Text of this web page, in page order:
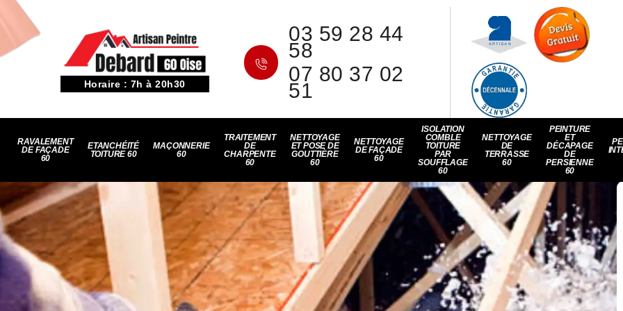
Horaire : 7h à 20h30
03 59 28 44
58
07 80 37 02
51
RAVALEMENT
DE FAÇADE
60
ETANCHÉITÉ
TOITURE 60
MAÇONNERIE
60
TRAITEMENT
DE
CHARPENTE
60
NETTOYAGE
ET POSE DE
GOUTTIÈRE
60
NETTOYAGE
DE FAÇADE
60
ISOLATION
COMBLE
TOITURE
PAR
SOUFFLAGE
60
NETTOYAGE
DE
TERRASSE
60
PEINTURE
ET
DÉCAPAGE
DE
PERSIENNE
60